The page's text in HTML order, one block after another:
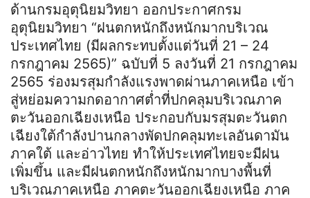
ด้านกรมอุตุนิยมวิทยา ออกประกาศกรม
อุตุนิยมวิทยา “ฝนตกหนักถึงหนักมากบริเวณ
ประเทศไทย (มีผลกระทบตั้งแต่วันที่ 21 – 24
กรกฎาคม 2565)” ฉบับที่ 5 ลงวันที่ 21 กรกฎาคม
2565 ร่องมรสุมกำลังแรงพาดผ่านภาคเหนือ เข้า
สู่หย่อมความกดอากาศต่ำที่ปกคลุมบริเวณภาค
ตะวันออกเฉียงเหนือ ประกอบกับมรสุมตะวันตก
เฉียงใต้กำลังปานกลางพัดปกคลุมทะเลอันดามัน
ภาคใต้ และอ่าวไทย ทำให้ประเทศไทยจะมีฝน
เพิ่มขึ้น และมีฝนตกหนักถึงหนักมากบางพื้นที่
บริเวณภาคเหนือ ภาคตะวันออกเฉียงเหนือ ภาค